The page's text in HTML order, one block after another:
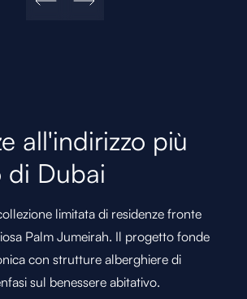
all'indirizzo più
di Dubai
limitata di residenze fronte
Palm Jumeirah. Il progetto fonde
con strutture alberghiere di
sul benessere abitativo.